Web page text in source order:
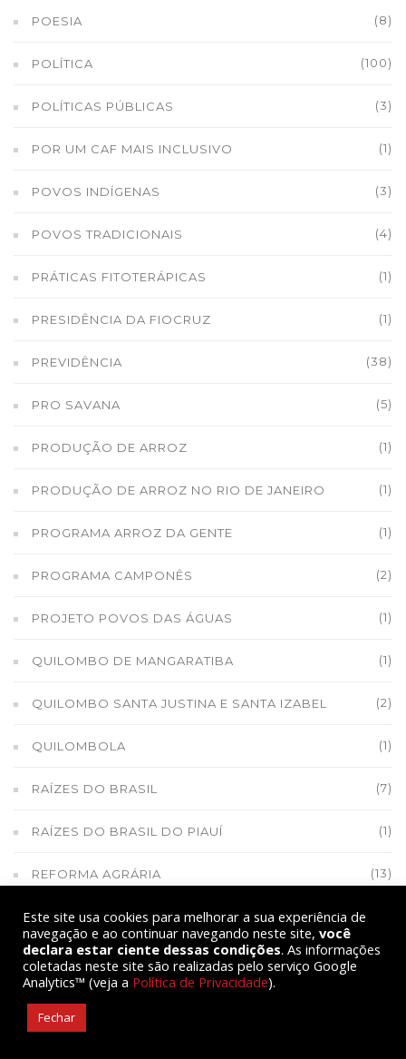
POESIA (8)
POLÍTICA (100)
POLÍTICAS PÚBLICAS (3)
POR UM CAF MAIS INCLUSIVO (1)
POVOS INDÍGENAS (3)
POVOS TRADICIONAIS (4)
PRÁTICAS FITOTERÁPICAS (1)
PRESIDÊNCIA DA FIOCRUZ (1)
PREVIDÊNCIA (38)
PRO SAVANA (5)
PRODUÇÃO DE ARROZ (1)
PRODUÇÃO DE ARROZ NO RIO DE JANEIRO (1)
PROGRAMA ARROZ DA GENTE (1)
PROGRAMA CAMPONÊS (2)
PROJETO POVOS DAS ÁGUAS (1)
QUILOMBO DE MANGARATIBA (1)
QUILOMBO SANTA JUSTINA E SANTA IZABEL (2)
QUILOMBOLA (1)
RAÍZES DO BRASIL (7)
RAÍZES DO BRASIL DO PIAUÍ (1)
REFORMA AGRÁRIA (13)
REFORMA AGRÁRIA E SOBERANIA ALIMENTAR
REFORMA POLÍTICA (2)
RESTAURA AMAZÔNIA
Este site usa cookies para melhorar a sua experiência de
navegação e ao continuar navegando neste site, você
declara estar ciente dessas condições. As informações
coletadas neste site são realizadas pelo serviço Google
Analytics™ (veja a Política de Privacidade).
Fechar